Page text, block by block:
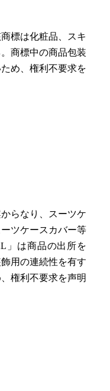
標は化粧品、スキ
商標中の商品包装
め、権利不要求を
らなり、スーツケ
ツケースカバー等
」は商品の出所を
用の連続性を有す
権利不要求を声明